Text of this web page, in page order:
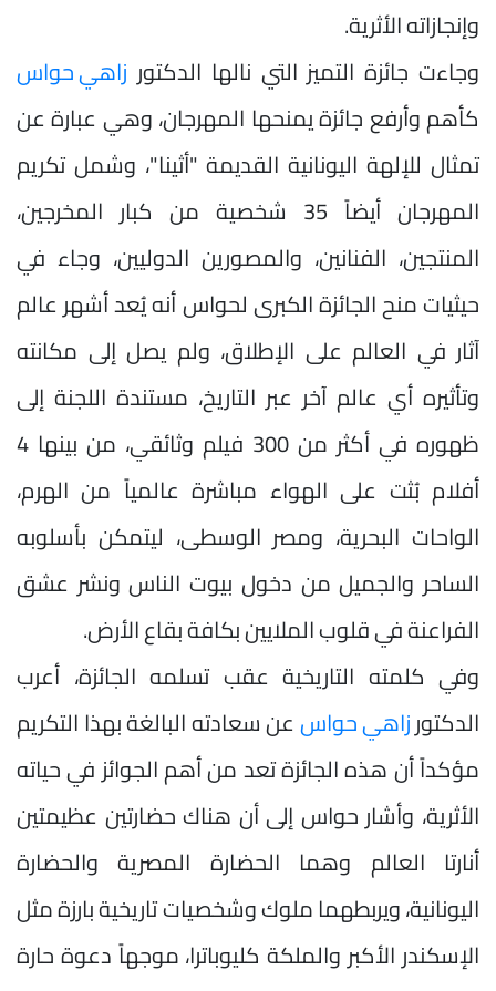
وإنجازاته الأثرية.
وجاءت جائزة التميز التي نالها الدكتور زاهي حواس
كأهم وأرفع جائزة يمنحها المهرجان، وهي عبارة عن
تمثال للإلهة اليونانية القديمة "أثينا"، وشمل تكريم
المهرجان أيضاً 35 شخصية من كبار المخرجين،
المنتجين، الفنانين، والمصورين الدوليين، وجاء في
حيثيات منح الجائزة الكبرى لحواس أنه يُعد أشهر عالم
آثار في العالم على الإطلاق، ولم يصل إلى مكانته
وتأثيره أي عالم آخر عبر التاريخ، مستندة اللجنة إلى
ظهوره في أكثر من 300 فيلم وثائقي، من بينها 4
أفلام بُثت على الهواء مباشرة عالمياً من الهرم،
الواحات البحرية، ومصر الوسطى، ليتمكن بأسلوبه
الساحر والجميل من دخول بيوت الناس ونشر عشق
الفراعنة في قلوب الملايين بكافة بقاع الأرض.
وفي كلمته التاريخية عقب تسلمه الجائزة، أعرب
الدكتورزاهي حواسعن سعادته البالغة بهذا التكريم
مؤكداً أن هذه الجائزة تعد من أهم الجوائز في حياته
الأثرية، وأشار حواس إلى أن هناك حضارتين عظيمتين
أنارتا العالم وهما الحضارة المصرية والحضارة
اليونانية، ويربطهما ملوك وشخصيات تاريخية بارزة مثل
الإسكندر الأكبر والملكة كليوباترا، موجهاً دعوة حارة